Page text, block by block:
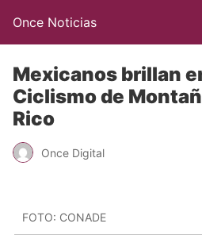
Once Noticias
Mexicanos brillan
Ciclismo de
Rico
Once Digital
FOTO: CONADE